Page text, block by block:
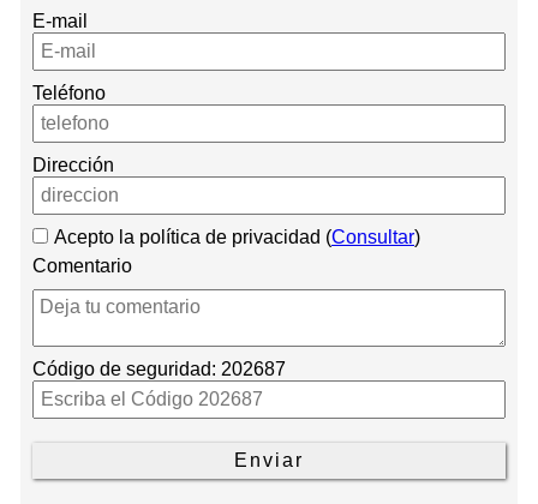
E-mail
Teléfono
Dirección
Acepto la política de privacidad (Consultar)
Comentario
Código de seguridad: 202687